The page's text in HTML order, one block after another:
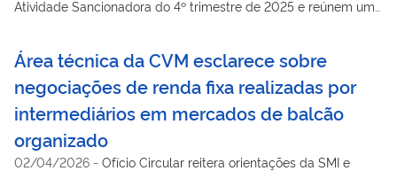
Atividade Sancionadora do 4º trimestre de 2025 e reúnem um
Área técnica da CVM esclarece sobre
negociações de renda fixa realizadas por
intermediários em mercados de balcão
organizado
02/04/2026 - Ofício Circular reitera orientações da SMI e